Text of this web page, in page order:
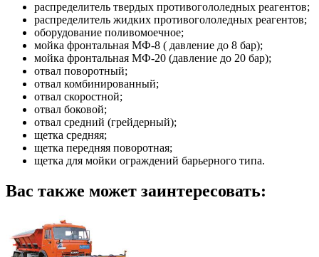
распределитель твердых противогололедных реагентов;
распределитель жидких противогололедных реагентов;
оборудование поливомоечное;
мойка фронтальная МФ-8 ( давление до 8 бар);
мойка фронтальная МФ-20 (давление до 20 бар);
отвал поворотный;
отвал комбинированный;
отвал скоростной;
отвал боковой;
отвал средний (грейдерный);
щетка средняя;
щетка передняя поворотная;
щетка для мойки ограждений барьерного типа.
Вас также может заинтересовать: